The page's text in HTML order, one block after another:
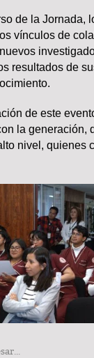
de la Jornada,
vínculos de
resultados de
de este
la generación,
nivel, quienes
Carlos
Conchas,
PODCAST
Comentario